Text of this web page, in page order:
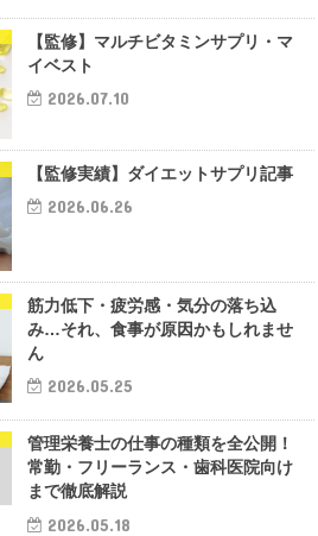
【監修】マルチビタミンサプリ・マ
イベスト
2026.07.10
【監修実績】ダイエットサプリ記事
2026.06.26
筋力低下・疲労感・気分の落ち込
み…それ、食事が原因かもしれませ
ん
2026.05.25
管理栄養士の仕事の種類を全公開！
常勤・フリーランス・歯科医院向け
まで徹底解説
2026.05.18